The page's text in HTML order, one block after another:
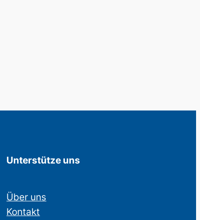
Unterstütze uns
Über uns
Kontakt